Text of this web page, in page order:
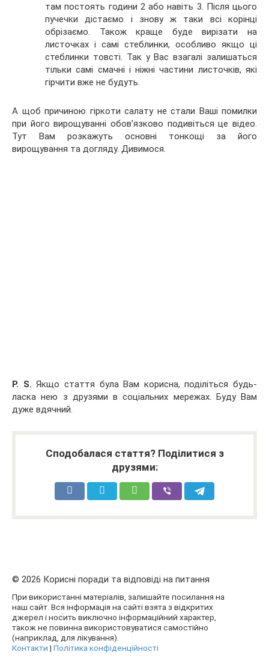
там постоять години 2 або навіть 3. Після цього
пучечки дістаємо і знову ж таки всі корінці
обрізаємо. Також краще буде вирізати на
листочках і самі стеблинки, особливо якщо ці
стеблинки товсті. Так у Вас взагалі залишаться
тільки самі смачні і ніжні частини листочків, які
гірчити вже не будуть.
А щоб причиною гіркоти салату не стали Ваші помилки
при його вирощуванні обов’язково подивіться це відео.
Тут Вам розкажуть основні тонкощі за його
вирощування та догляду. Дивимося.
P. S. Якщо стаття була Вам корисна, поділіться будь-
ласка нею з друзями в соціальних мережах. Буду Вам
дуже вдячний.
Сподобалася стаття? Поділитися з
друзями:
© 2026 Корисні поради та відповіді на питання
При використанні матеріалів, залишайте посилання на
наш сайт. Вся інформація на сайті взята з відкритих
джерел і носить виключно інформаційний характер,
також не повинна використовуватися самостійно
(наприклад, для лікування).
Контакти | Політика конфіденційності